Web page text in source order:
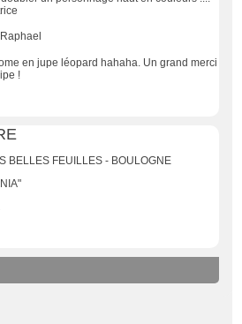
en jupe léopard hahaha. Un grand merci
!
BELLES FEUILLES - BOULOGNE